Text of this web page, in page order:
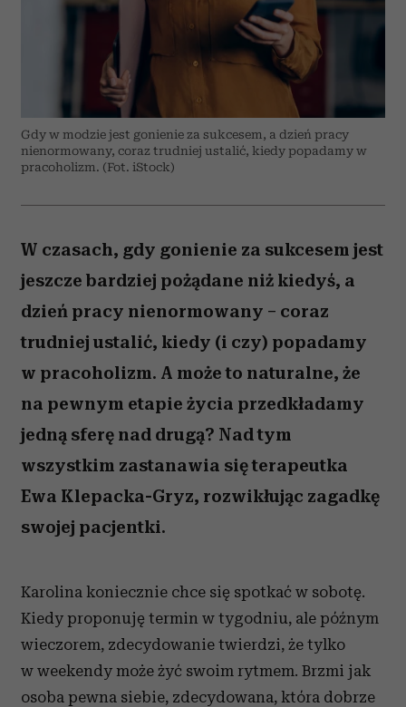
Gdy w modzie jest gonienie za sukcesem, a dzień pracy
nienormowany, coraz trudniej ustalić, kiedy popadamy w
pracoholizm. (Fot. iStock)
W czasach, gdy gonienie za sukcesem jest
jeszcze bardziej pożądane niż kiedyś, a
dzień pracy nienormowany – coraz
trudniej ustalić, kiedy (i czy) popadamy
w pracoholizm. A może to naturalne, że
na pewnym etapie życia przedkładamy
jedną sferę nad drugą? Nad tym
wszystkim zastanawia się terapeutka
Ewa Klepacka-Gryz, rozwikłując zagadkę
swojej pacjentki.
Karolina koniecznie chce się spotkać w sobotę.
Kiedy proponuję termin w tygodniu, ale późnym
wieczorem, zdecydowanie twierdzi, że tylko
w weekendy może żyć swoim rytmem. Brzmi jak
osoba pewna siebie, zdecydowana, która dobrze